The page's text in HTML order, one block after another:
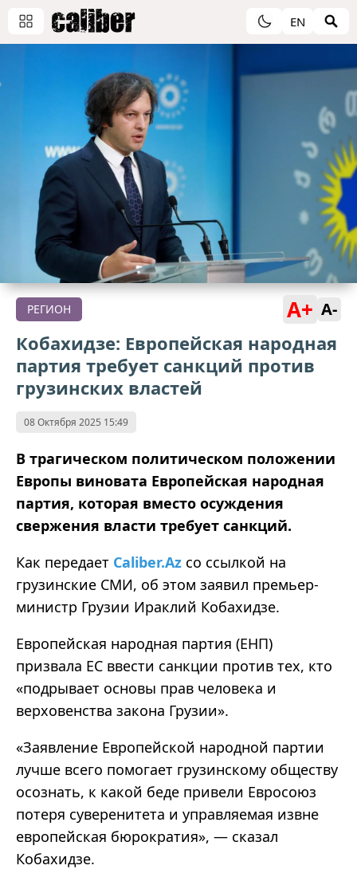
EN
РЕГИОН A+ A-
Кобахидзе: Европейская народная
партия требует санкций против
грузинских властей
08 Октября 2025 15:49
В трагическом политическом положении
Европы виновата Европейская народная
партия, которая вместо осуждения
свержения власти требует санкций.
Как передает Caliber.Az со ссылкой на
грузинские СМИ, об этом заявил премьер-
министр Грузии Ираклий Кобахидзе.
Европейская народная партия (ЕНП)
призвала ЕС ввести санкции против тех, кто
«подрывает основы прав человека и
верховенства закона Грузии».
«Заявление Европейской народной партии
лучше всего помогает грузинскому обществу
осознать, к какой беде привели Евросоюз
потеря суверенитета и управляемая извне
европейская бюрократия», — сказал
Кобахидзе.